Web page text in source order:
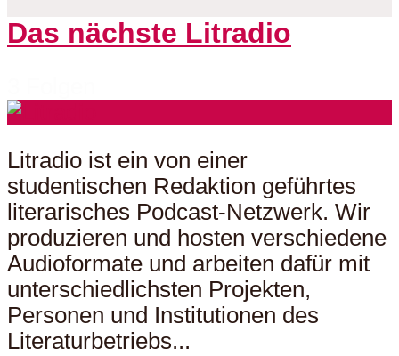
Das nächste Litradio
Litradio ist ein von einer
studentischen Redaktion geführtes
literarisches Podcast-Netzwerk. Wir
produzieren und hosten verschiedene
Audioformate und arbeiten dafür mit
unterschiedlichsten Projekten,
Personen und Institutionen des
Literaturbetriebs...